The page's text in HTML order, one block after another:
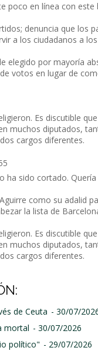
poco en línea con este
denuncia que los
a los ciudadanos a
elegido por mayoría
votos en lugar de
Es discutible
muchos diputados,
cargos diferentes.
ha sido cortado. Quería
como su adalid
la lista de
Es discutible
muchos diputados,
cargos diferentes.
de Ceuta - 30/07/
mortal - 30/07/2026
político" - 29/07/2026